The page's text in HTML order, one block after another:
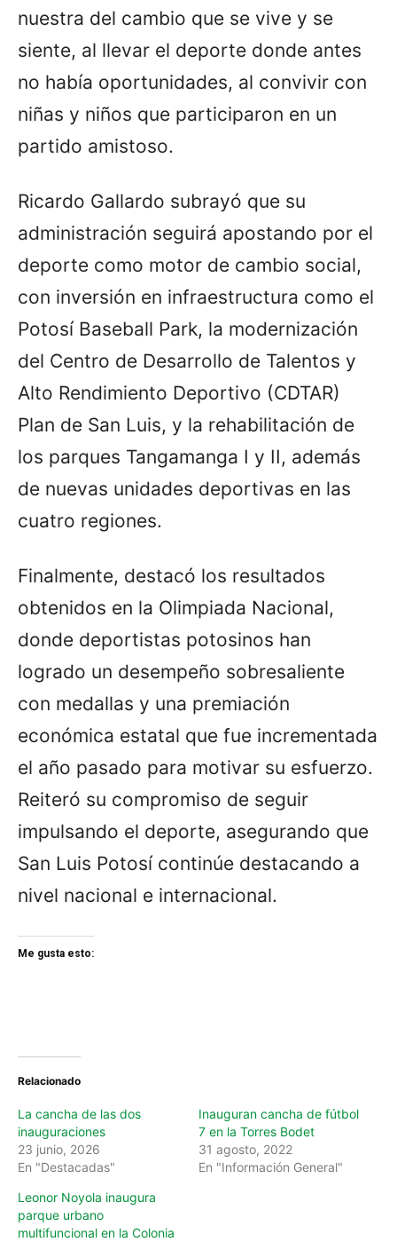
nuestra del cambio que se vive y se
siente, al llevar el deporte donde antes
no había oportunidades, al convivir con
niñas y niños que participaron en un
partido amistoso.
Ricardo Gallardo subrayó que su
administración seguirá apostando por el
deporte como motor de cambio social,
con inversión en infraestructura como el
Potosí Baseball Park, la modernización
del Centro de Desarrollo de Talentos y
Alto Rendimiento Deportivo (CDTAR)
Plan de San Luis, y la rehabilitación de
los parques Tangamanga I y II, además
de nuevas unidades deportivas en las
cuatro regiones.
Finalmente, destacó los resultados
obtenidos en la Olimpiada Nacional,
donde deportistas potosinos han
logrado un desempeño sobresaliente
con medallas y una premiación
económica estatal que fue incrementada
el año pasado para motivar su esfuerzo.
Reiteró su compromiso de seguir
impulsando el deporte, asegurando que
San Luis Potosí continúe destacando a
nivel nacional e internacional.
Me gusta esto:
Relacionado
La cancha de las dos
inauguraciones
23 junio, 2026
En "Destacadas"
Inauguran cancha de fútbol
7 en la Torres Bodet
31 agosto, 2022
En "Información General"
Leonor Noyola inaugura
parque urbano
multifuncional en la Colonia